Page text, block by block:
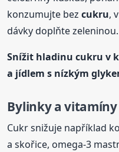
konzumujte bezcukru,
dávky doplňte zeleninou.
Snížit hladinucukru v
a jídlem s nízkým
Bylinky a
Cukr snižuje například
a skořice, omega-3